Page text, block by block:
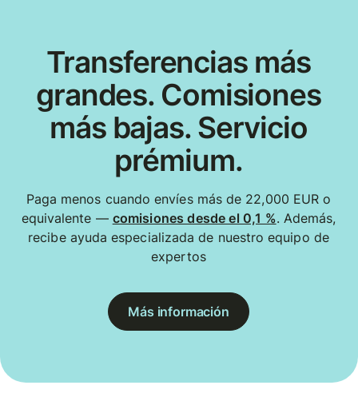
Transferencias más
grandes. Comisiones
más bajas. Servicio
prémium.
Paga menos cuando envíes más de 22,000 EUR o
equivalente — comisiones desde el 0,1 %. Además,
recibe ayuda especializada de nuestro equipo de
expertos
Más información